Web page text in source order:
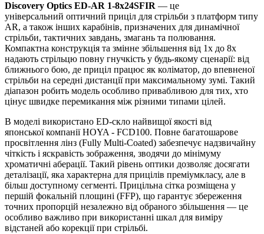
Discovery Optics ED-AR 1-8x24SFIR — це
універсальний оптичний приціл для стрільби з платформ типу
AR, а також інших карабінів, призначених для динамічної
стрільби, тактичних завдань, змагань та полювання.
Компактна конструкція та змінне збільшення від 1x до 8x
надають стрільцю повну гнучкість у будь-якому сценарії: від
ближнього бою, де приціл працює як коліматор, до впевненої
стрільби на середні дистанції при максимальному зумі. Такий
діапазон робить модель особливо привабливою для тих, хто
цінує швидке перемикання між різними типами цілей.
В моделі використано ED-скло найвищої якості від
японської компанії HOYA - FCD100. Повне багатошарове
просвітлення лінз (Fully Multi-Coated) забезпечує надзвичайну
чіткість і яскравість зображення, зводячи до мінімуму
хроматичні аберації. Такий рівень оптики дозволяє досягати
деталізації, яка характерна для прицілів преміумкласу, але в
більш доступному сегменті. Прицільна сітка розміщена у
першій фокальній площині (FFP), що гарантує збереження
точних пропорцій незалежно від обраного збільшення — це
особливо важливо при використанні шкал для виміру
відстаней або корекції при стрільбі.